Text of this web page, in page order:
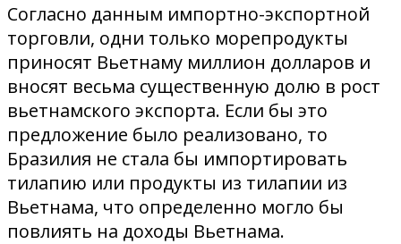
Согласно данным импортно-экспортной
торговли, одни только морепродукты
приносят Вьетнаму миллион долларов и
вносят весьма существенную долю в рост
вьетнамского экспорта. Если бы это
предложение было реализовано, то
Бразилия не стала бы импортировать
тилапию или продукты из тилапии из
Вьетнама, что определенно могло бы
повлиять на доходы Вьетнама.